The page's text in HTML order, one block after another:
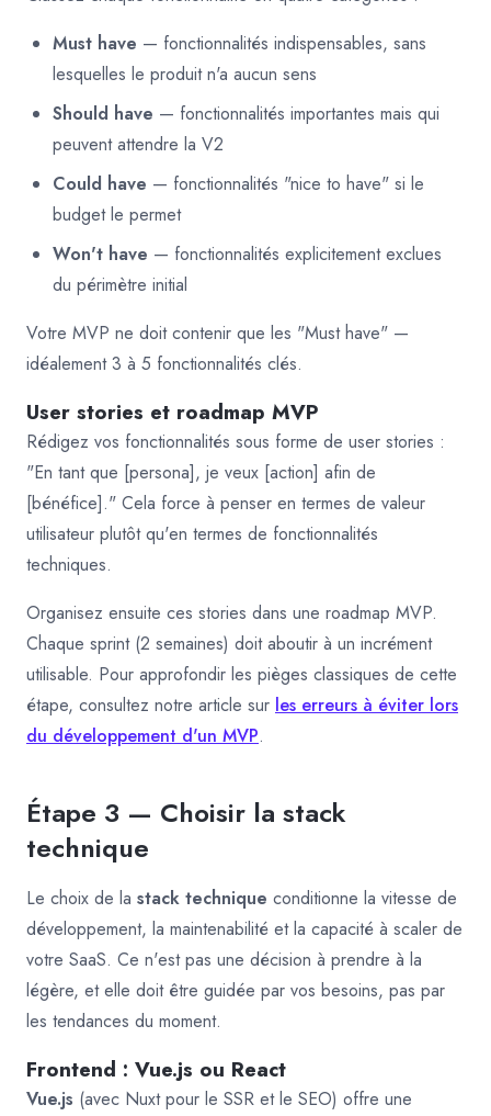
Must have — fonctionnalités indispensables, sans
lesquelles le produit n'a aucun sens
Should have — fonctionnalités importantes mais qui
peuvent attendre la V2
Could have — fonctionnalités "nice to have" si le
budget le permet
Won't have — fonctionnalités explicitement exclues
du périmètre initial
Votre MVP ne doit contenir que les "Must have" —
idéalement 3 à 5 fonctionnalités clés.
User stories et roadmap MVP
Rédigez vos fonctionnalités sous forme de user stories :
"En tant que [persona], je veux [action] afin de
[bénéfice]." Cela force à penser en termes de valeur
utilisateur plutôt qu'en termes de fonctionnalités
techniques.
Organisez ensuite ces stories dans une roadmap MVP.
Chaque sprint (2 semaines) doit aboutir à un incrément
utilisable. Pour approfondir les pièges classiques de cette
étape, consultez notre article sur les erreurs à éviter lors
du développement d'un MVP.
Étape 3 — Choisir la stack
technique
Le choix de la stack technique conditionne la vitesse de
développement, la maintenabilité et la capacité à scaler de
votre SaaS. Ce n'est pas une décision à prendre à la
légère, et elle doit être guidée par vos besoins, pas par
les tendances du moment.
Frontend : Vue.js ou React
Vue.js (avec Nuxt pour le SSR et le SEO) offre une